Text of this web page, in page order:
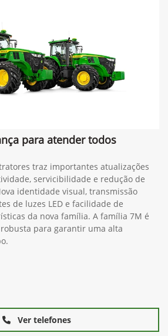
para atender todos
traz importantes atualizações
servicibilidade e redução de
identidade visual, transmissão
de luzes LED e facilidade de
da nova família. A família 7M é
para garantir uma alta
Ver telefones